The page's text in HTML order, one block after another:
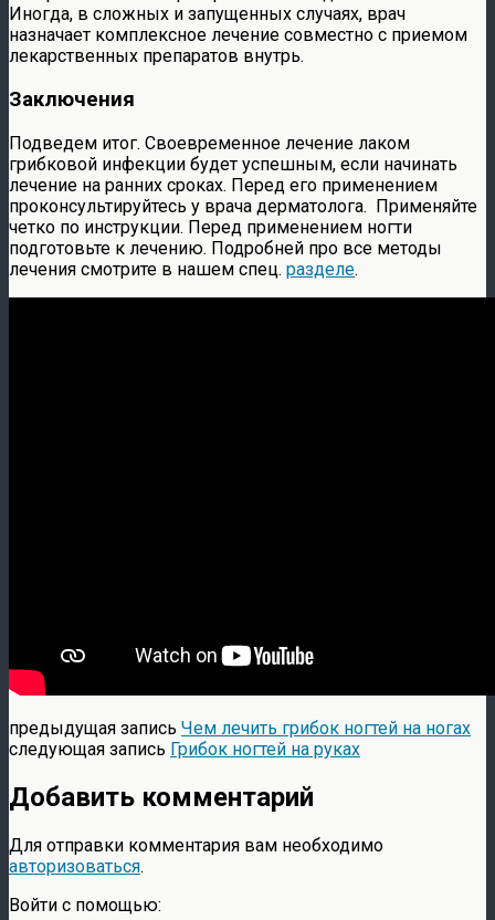
Иногда, в сложных и запущенных случаях, врач
назначает комплексное лечение совместно с приемом
лекарственных препаратов внутрь.
Заключения
Подведем итог. Своевременное лечение лаком
грибковой инфекции будет успешным, если начинать
лечение на ранних сроках. Перед его применением
проконсультируйтесь у врача дерматолога. Применяйте
четко по инструкции. Перед применением ногти
подготовьте к лечению. Подробней про все методы
лечения смотрите в нашем спец. разделе.
предыдущая запись Чем лечить грибок ногтей на ногах
следующая запись Грибок ногтей на руках
Добавить комментарий
Для отправки комментария вам необходимо
авторизоваться.
Войти с помощью: